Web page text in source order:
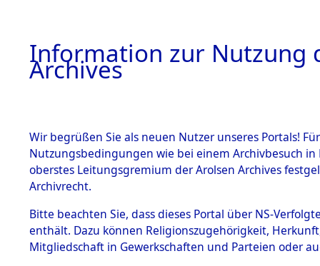
BESTÄNDE
1.
Information zur Nutzung
Archives
Wir begrüßen Sie als neuen Nutzer unseres Portals!
Nutzungsbedingungen wie bei einem Archivbesuch
oberstes Leitungsgremium der Arolsen Archives
Archivrecht.
Bitte beachten Sie, dass dieses Portal über NS-
enthält. Dazu können Religionszugehörigkeit,
Mitgliedschaft in Gewerkschaften und Parteien oder